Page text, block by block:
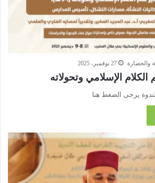
والحضارة 27 نوفمبر، 2025
الكلام الإسلامي وتحولاته
يرجى الضغط هنا